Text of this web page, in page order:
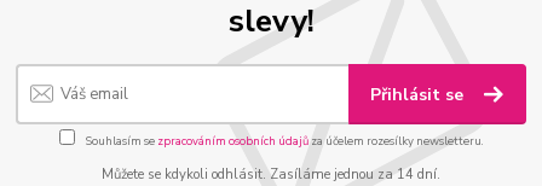
slevy!
Přihlásit se
Souhlasím se zpracováním osobních údajůza účelem rozesílky newsletteru.
Můžete se kdykoli odhlásit. Zasíláme jednou za 14 dní.